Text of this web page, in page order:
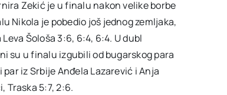
Zekić je u finalu nakon velike borbe
Nikola je pobedio još jednog zemljaka,
Šološa 3:6, 6:4, 6:4. U dubl
su u finalu izgubili od bugarskog para
iz Srbije Anđela Lazarević i Anja
Traska 5:7, 2:6.